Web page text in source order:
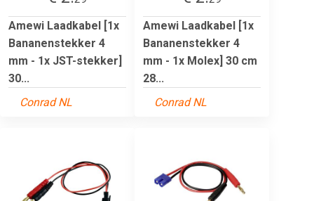
Amewi Laadkabel [1x
Bananenstekker 4
mm - 1x JST-stekker]
30...
Conrad NL
Amewi Laadkabel [1x
Bananenstekker 4
mm - 1x Molex] 30 cm
28...
Conrad NL